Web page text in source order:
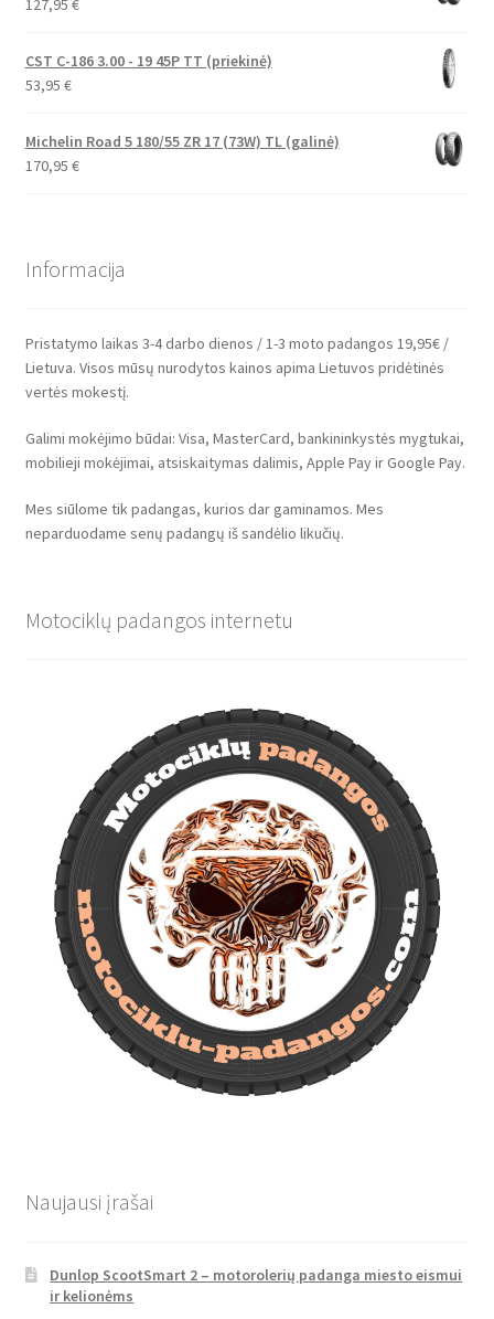
127,95 €
CST C-186 3.00 - 19 45P TT (priekinė)
53,95 €
Michelin Road 5 180/55 ZR 17 (73W) TL (galinė)
170,95 €
Informacija
Pristatymo laikas 3-4 darbo dienos / 1-3 moto padangos 19,95€ /
Lietuva. Visos mūsų nurodytos kainos apima Lietuvos pridėtinės
vertės mokestį.
Galimi mokėjimo būdai: Visa, MasterCard, bankininkystės mygtukai,
mobilieji mokėjimai, atsiskaitymas dalimis, Apple Pay ir Google Pay.
Mes siūlome tik padangas, kurios dar gaminamos. Mes
neparduodame senų padangų iš sandėlio likučių.
Motociklų padangos internetu
Naujausi įrašai
Dunlop ScootSmart 2 – motorolerių padanga miesto eismui
ir kelionėms